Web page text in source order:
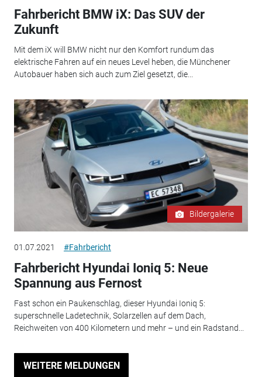
Fahrbericht BMW iX: Das SUV der
Zukunft
Mit dem iX will BMW nicht nur den Komfort rundum das
elektrische Fahren auf ein neues Level heben, die Münchener
Autobauer haben sich auch zum Ziel gesetzt, die...
Bildergalerie
01.07.2021 #Fahrbericht
Fahrbericht Hyundai Ioniq 5: Neue
Spannung aus Fernost
Fast schon ein Paukenschlag, dieser Hyundai Ioniq 5:
superschnelle Ladetechnik, Solarzellen auf dem Dach,
Reichweiten von 400 Kilometern und mehr – und ein Radstand...
WEITERE MELDUNGEN